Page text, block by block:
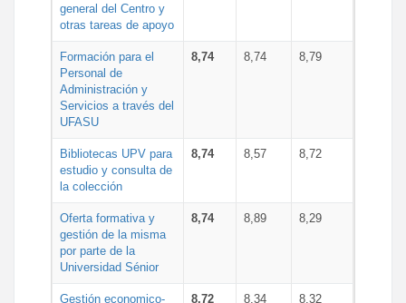
general del Centro y
otras tareas de apoyo
Formación para el
Personal de
Administración y
Servicios a través del
UFASU
8,74 8,74 8,79
Bibliotecas UPV para
estudio y consulta de
la colección
8,74 8,57 8,72
Oferta formativa y
gestión de la misma
por parte de la
Universidad Sénior
8,74 8,89 8,29
Gestión economico- 8,72 8,34 8,32